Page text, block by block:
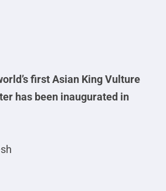
first Asian King Vulture
has been inaugurated in